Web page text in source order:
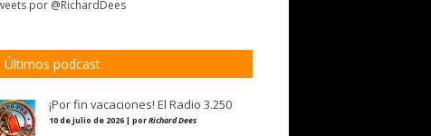
por @RichardDees
Últimos podcast
¡Por fin vacaciones! El Radio 3.250
10 de julio de 2026 | porRichard Dees